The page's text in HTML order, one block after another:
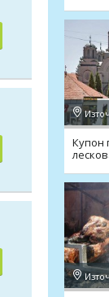
Купон